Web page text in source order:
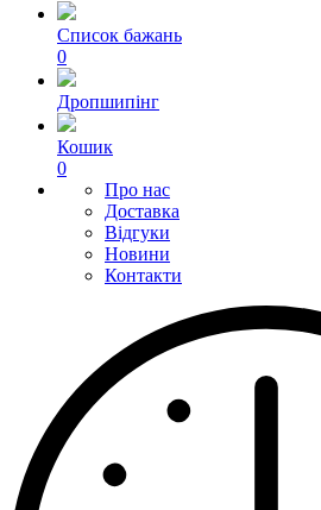
Список бажань
0
Дропшипінг
Кошик
0
Про нас
Доставка
Відгуки
Новини
Контакти